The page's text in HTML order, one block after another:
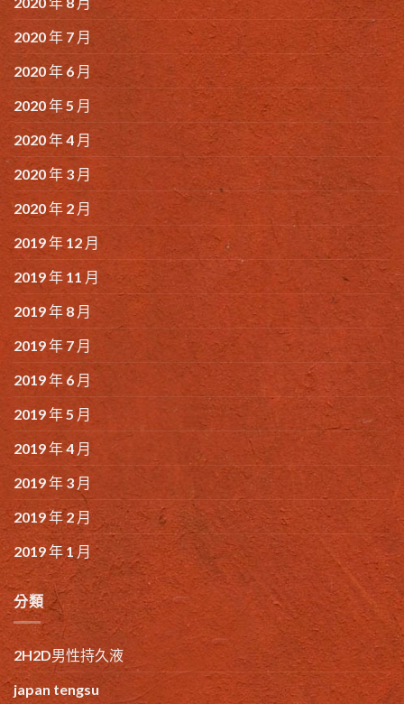
2020 年 7 月
2020 年 6 月
2020 年 5 月
2020 年 4 月
2020 年 3 月
2020 年 2 月
2019 年 12 月
2019 年 11 月
2019 年 8 月
2019 年 7 月
2019 年 6 月
2019 年 5 月
2019 年 4 月
2019 年 3 月
2019 年 2 月
2019 年 1 月
分類
2H2D男性持久液
japan tengsu